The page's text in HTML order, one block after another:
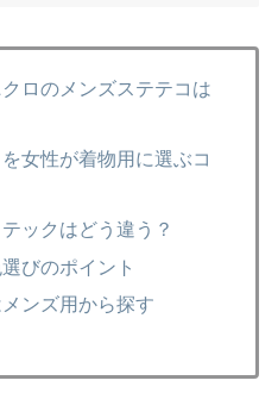
ロのメンズステテコは
女性が着物用に選ぶコ
ックはどう違う？
びのポイント
ンズ用から探す